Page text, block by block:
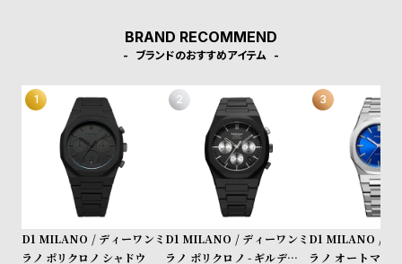
o
p
ョ
ッ
品
に
BRAND RECOMMEND
ブランドのおすすめアイテム
D1 MILANO / ディーワンミ
ラノ ポリクロノ シャドウ
D1 MILANO / ディーワンミ
ラノ ポリクロノ - ギルデッド
D1 MILANO / デ
ラノ オートマテ